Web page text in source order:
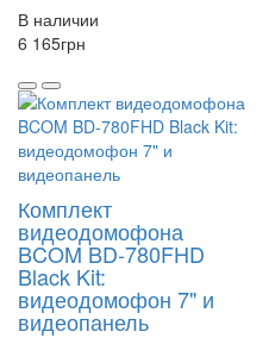
В наличии
6 165грн
Комплект
видеодомофона
BCOM BD-780FHD
Black Kit:
видеодомофон 7" и
видеопанель